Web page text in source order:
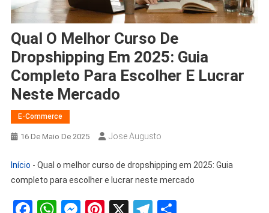
Qual O Melhor Curso De
Dropshipping Em 2025: Guia
Completo Para Escolher E Lucrar
Neste Mercado
E-Commerce
16 De Maio De 2025 Jose Augusto
Início - Qual o melhor curso de dropshipping em 2025: Guia
completo para escolher e lucrar neste mercado